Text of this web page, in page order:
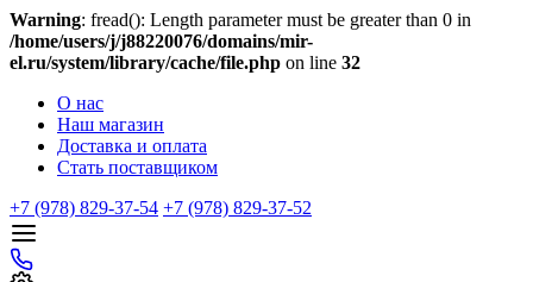
Warning: fread(): Length parameter must be greater than 0 in
/home/users/j/j88220076/domains/mir-
el.ru/system/library/cache/file.php on line 32
О нас
Наш магазин
Доставка и оплата
Стать поставщиком
+7 (978) 829-37-54 +7 (978) 829-37-52